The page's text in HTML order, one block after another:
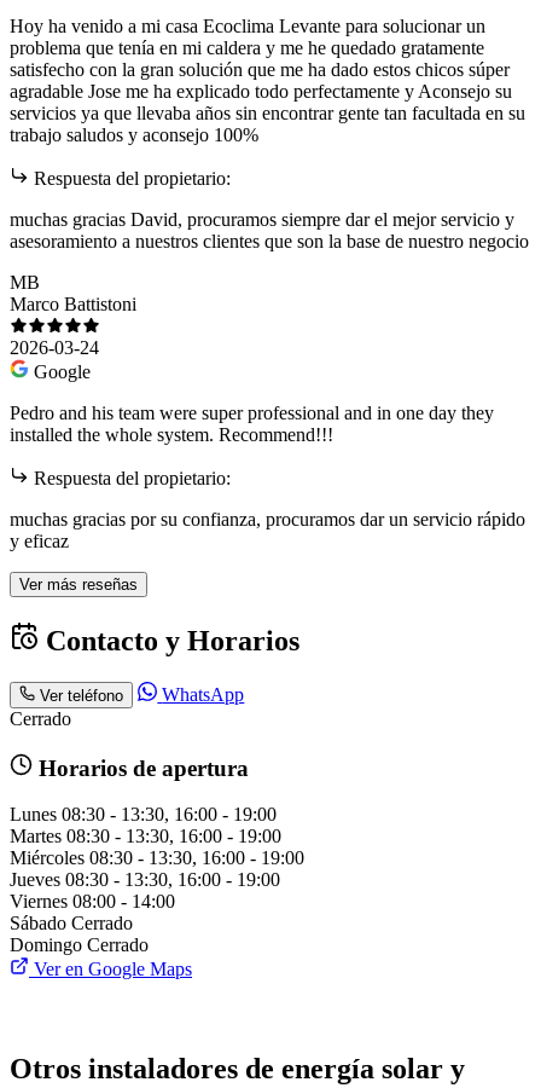
Hoy ha venido a mi casa Ecoclima Levante para solucionar un
problema que tenía en mi caldera y me he quedado gratamente
satisfecho con la gran solución que me ha dado estos chicos súper
agradable Jose me ha explicado todo perfectamente y Aconsejo su
servicios ya que llevaba años sin encontrar gente tan facultada en su
trabajo saludos y aconsejo 100%
Respuesta del propietario:
muchas gracias David, procuramos siempre dar el mejor servicio y
asesoramiento a nuestros clientes que son la base de nuestro negocio
MB
Marco Battistoni
2026-03-24
Google
Pedro and his team were super professional and in one day they
installed the whole system. Recommend!!!
Respuesta del propietario:
muchas gracias por su confianza, procuramos dar un servicio rápido
y eficaz
Ver más reseñas
Contacto y Horarios
Ver teléfono
WhatsApp
Cerrado
Horarios de apertura
Lunes 08:30 - 13:30, 16:00 - 19:00
Martes 08:30 - 13:30, 16:00 - 19:00
Miércoles 08:30 - 13:30, 16:00 - 19:00
Jueves 08:30 - 13:30, 16:00 - 19:00
Viernes 08:00 - 14:00
Sábado Cerrado
Domingo Cerrado
Ver en Google Maps
Otros instaladores de energía solar y